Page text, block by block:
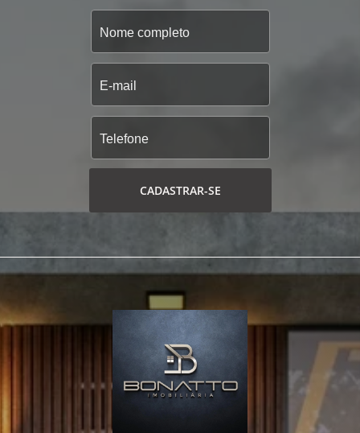
CADASTRAR-SE